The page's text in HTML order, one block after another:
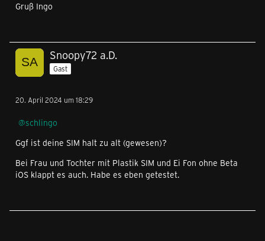
Gruß Ingo
Snoopy72 a.D.
Gast
20. April 2024 um 18:29
schlingo
Ggf ist deine SIM halt zu alt (gewesen)?
Bei Frau und Tochter mit Plastik SIM und Ei Fon ohne Beta
iOS klappt es auch. Habe es eben getestet.